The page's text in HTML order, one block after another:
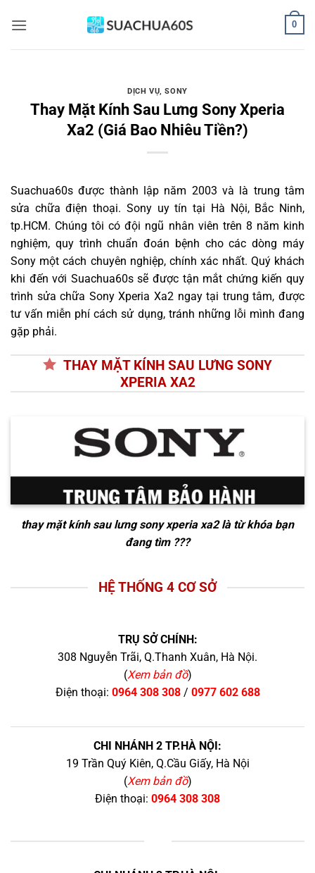
qua
0
DỊCH VỤ,SONY
Thay Mặt Kính Sau Lưng Sony Xperia
Xa2 (Giá Bao Nhiêu Tiền?)
Suachua60s được thành lập năm 2003 và là trung tâm
sửa chữa điện thoại. Sony uy tín tại Hà Nội, Bắc Ninh,
tp.HCM. Chúng tôi có đội ngũ nhân viên trên 8 năm kinh
nghiệm, quy trình chuẩn đoán bệnh cho các dòng máy
Sony một cách chuyên nghiệp, chính xác nhất. Quý khách
khi đến với Suachua60s sẽ được tận mắt chứng kiến quy
trình sửa chữa Sony Xperia Xa2 ngay tại trung tâm, được
tư vấn miễn phí cách sử dụng, tránh những lỗi mình đang
gặp phải.
THAY MẶT KÍNH SAU LƯNG SONY
XPERIA XA2
thay mặt kính sau lưng sony xperia xa2là từ khóa bạn
đang tìm ???
HỆ THỐNG 4 CƠ SỞ
TRỤ SỞ CHÍNH:
308 Nguyễn Trãi, Q.Thanh Xuân, Hà Nội.
(Xem bản đồ)
Điện thoại: 0964 308 308/ 0977 602 688
CHI NHÁNH 2 TP.HÀ NỘI:
19 Trần Quý Kiên, Q.Cầu Giấy, Hà Nội
(Xem bản đồ)
Điện thoại: 0964 308 308